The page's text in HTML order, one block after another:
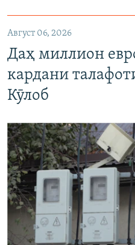
Август 06, 2026
Даҳ миллион
кардани
Кӯлоб